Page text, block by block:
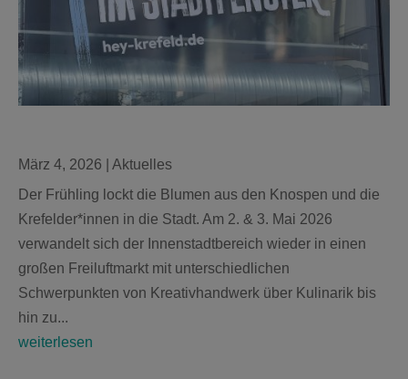
März 4, 2026
Aktuelles
Der Frühling lockt die Blumen aus den Knospen und die
Krefelder*innen in die Stadt. Am 2. & 3. Mai 2026
verwandelt sich der Innenstadtbereich wieder in einen
großen Freiluftmarkt mit unterschiedlichen
Schwerpunkten von Kreativhandwerk über Kulinarik bis
hin zu...
weiterlesen